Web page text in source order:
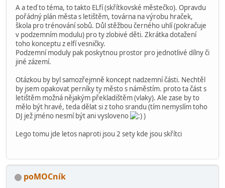
A a teď to téma, to takto ELfí (skřítkovské městečko). Opravdu
pořádný plán města s letištěm, továrna na výrobu hraček,
škola pro trénování sobů. Důl stěžbou černého uhlí (pokračuje
v podzemním modulu) pro ty zlobivé děti. Zkrátka dotažení
toho konceptu z elfí vesničky.
Podzemní moduly pak poskytnou prostor pro jednotlivé dílny či
jiné zázemí.
Otázkou by byl samozřejmně koncept nadzemní části. Nechtěl
by jsem opakovat perníky ty město s náměstím. proto ta část s
letištěm možná nějakým překladištěm (vlaky). Ale zase by to
mělo být hravé, teda dělat si z toho srandu (tím nemyslím toho
DJ jež jméno nesmí být ani vysloveno
)
Lego tomu jde letos naproti jsou 2 sety kde jsou skřítci
poMOCník